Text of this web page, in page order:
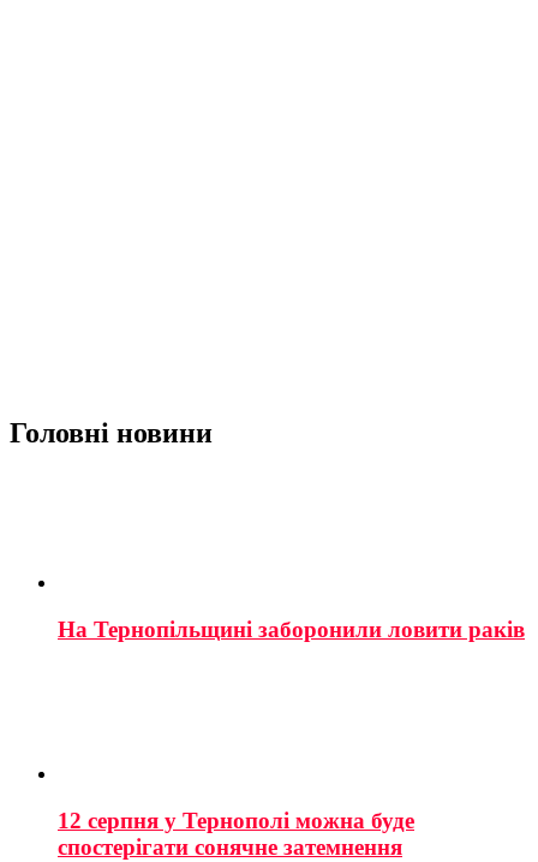
Головні новини
На Тернопільщині заборонили ловити раків
12 серпня у Тернополі можна буде
спостерігати сонячне затемнення